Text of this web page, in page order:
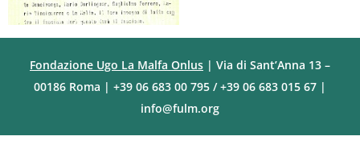
Fondazione Ugo La Malfa Onlus | Via di Sant’Anna 13 –
00186 Roma | +39 06 683 00 795 / +39 06 683 015 67 |
info@fulm.org